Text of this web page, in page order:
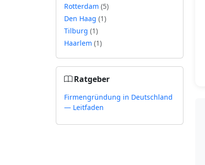
Rotterdam (5)
Den Haag (1)
Tilburg (1)
Haarlem (1)
Ratgeber
Firmengründung in Deutschland
— Leitfaden